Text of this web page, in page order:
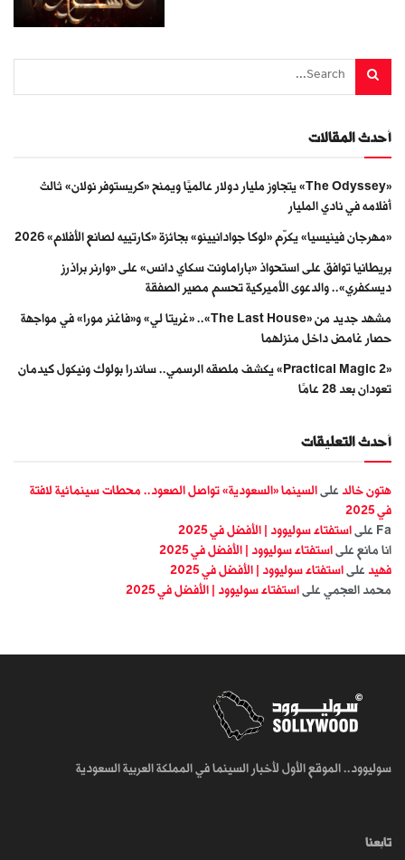
أحدث المقالات
«The Odyssey» يتجاوز مليار دولار عالميًا ويمنح «كريستوفر نولان» ثالث
أفلامه في نادي المليار
«مهرجان فينيسيا» يكرّم «لوكا جوادانيينو» بجائزة «كارتييه لصانع الأفلام» 2026
بريطانيا توافق على استحواذ «باراماونت سكاي دانس» على «وارنر براذرز
ديسكفري».. والدعوى الأميركية تحسم مصير الصفقة
مشهد جديد من «The Last House».. «غريتا لي» و«فاغنر مورا» في مواجهة
حصار غامض داخل منزلهما
«Practical Magic 2» يكشف ملصقه الرسمي.. ساندرا بولوك ونيكول كيدمان
تعودان بعد 28 عامًا
أحدث التعليقات
هتون خالد على السينما «السعودية» تواصل الصعود.. محطات سينمائية لافتة
في 2025
Fa على استفتاء سوليوود | الأفضل في 2025
انا مانع على استفتاء سوليوود | الأفضل في 2025
فهيد على استفتاء سوليوود | الأفضل في 2025
محمد العجمي على استفتاء سوليوود | الأفضل في 2025
سوليوود.. الموقع الأول لأخبار السينما في المملكة العربية السعودية
تابعنا